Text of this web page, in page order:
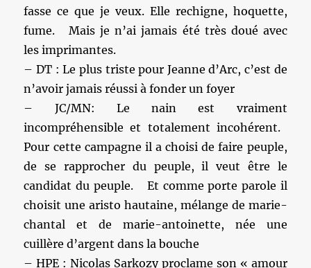
fasse ce que je veux. Elle rechigne, hoquette,
fume. Mais je n’ai jamais été très doué avec
les imprimantes.
– DT : Le plus triste pour Jeanne d’Arc, c’est de
n’avoir jamais réussi à fonder un foyer
– JC/MN: Le nain est vraiment
incompréhensible et totalement incohérent.
Pour cette campagne il a choisi de faire peuple,
de se rapprocher du peuple, il veut être le
candidat du peuple. Et comme porte parole il
choisit une aristo hautaine, mélange de marie-
chantal et de marie-antoinette, née une
cuillère d’argent dans la bouche
– HPE : Nicolas Sarkozy proclame son « amour